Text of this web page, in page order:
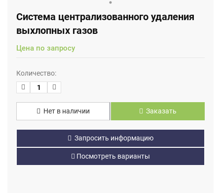
Система централизованного удаления
выхлопных газов
Цена по запросу
Количество:
Нет в наличии Заказать
Запросить информацию
Посмотреть варианты